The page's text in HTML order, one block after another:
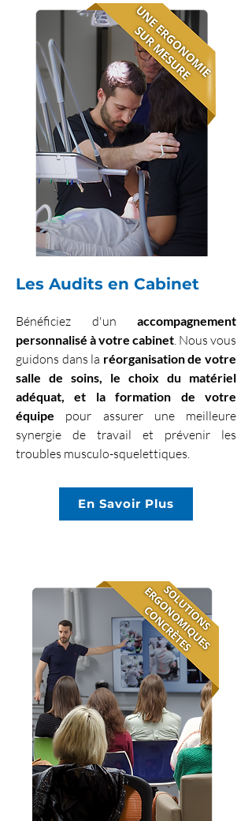
Les Audits en Cabinet
Bénéficiez d'un accompagnement
personnalisé à votre cabinet . Nous vous
guidons dans la réorganisation de votre
salle de soins, le choix du matériel
adéquat, et la formation de votre
équipe pour assurer une meilleure
synergie de travail et prévenir les
troubles musculo-squelettiques.
En Savoir Plus